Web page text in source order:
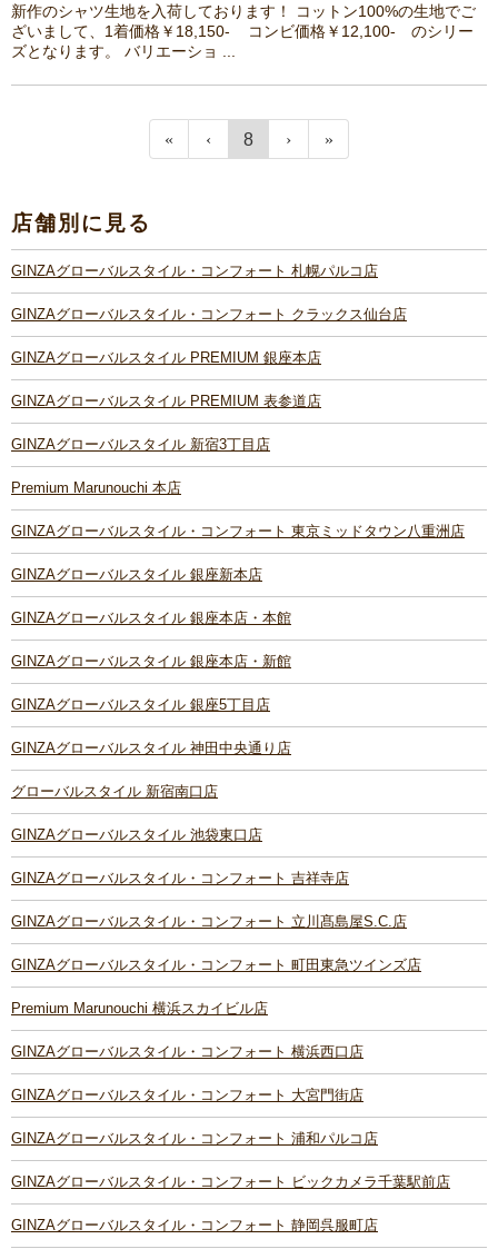
新作のシャツ生地を入荷しております！ コットン100%の生地でご
ざいまして、1着価格￥18,150- コンビ価格￥12,100- のシリー
ズとなります。 バリエーショ ...
8
店舗別に見る
GINZAグローバルスタイル・コンフォート 札幌パルコ店
GINZAグローバルスタイル・コンフォート クラックス仙台店
GINZAグローバルスタイル PREMIUM 銀座本店
GINZAグローバルスタイル PREMIUM 表参道店
GINZAグローバルスタイル 新宿3丁目店
Premium Marunouchi 本店
GINZAグローバルスタイル・コンフォート 東京ミッドタウン八重洲店
GINZAグローバルスタイル 銀座新本店
GINZAグローバルスタイル 銀座本店・本館
GINZAグローバルスタイル 銀座本店・新館
GINZAグローバルスタイル 銀座5丁目店
GINZAグローバルスタイル 神田中央通り店
グローバルスタイル 新宿南口店
GINZAグローバルスタイル 池袋東口店
GINZAグローバルスタイル・コンフォート 吉祥寺店
GINZAグローバルスタイル・コンフォート 立川髙島屋S.C.店
GINZAグローバルスタイル・コンフォート 町田東急ツインズ店
Premium Marunouchi 横浜スカイビル店
GINZAグローバルスタイル・コンフォート 横浜西口店
GINZAグローバルスタイル・コンフォート 大宮門街店
GINZAグローバルスタイル・コンフォート 浦和パルコ店
GINZAグローバルスタイル・コンフォート ビックカメラ千葉駅前店
GINZAグローバルスタイル・コンフォート 静岡呉服町店